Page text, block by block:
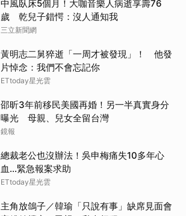
中風臥床5個月！大咖音樂人病逝享壽76
歲 乾兒子錯愕：沒人通知我
三立新聞網
黃明志二舅猝逝「一周才被發現」！ 他發
片悼念：我們不會忘記你
ETtoday星光雲
邵昕3年前移民美國再婚！另一半真實身分
曝光 母親、兒女全留台灣
鏡報
總裁老公也沒辦法！吳申梅痛失10多年心
血...緊急報案求助
ETtoday星光雲
主角放鴿子／韓瑜「只說有事」缺席見面會